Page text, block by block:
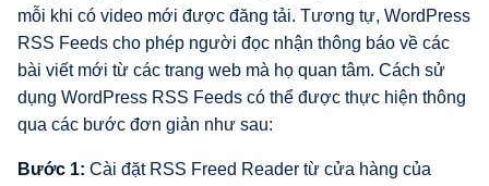
mỗi khi có video mới được đăng tải. Tương tự, WordPress
RSS Feeds cho phép người đọc nhận thông báo về các
bài viết mới từ các trang web mà họ quan tâm. Cách sử
dụng WordPress RSS Feeds có thể được thực hiện thông
qua các bước đơn giản như sau:
Bước 1: Cài đặt RSS Freed Reader từ cửa hàng của